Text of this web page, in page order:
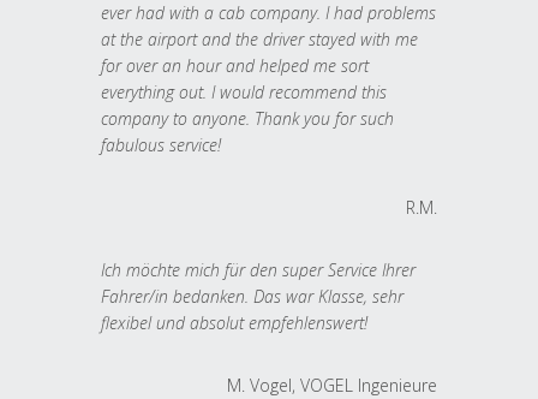
ever had with a cab company. I had problems
at the airport and the driver stayed with me
for over an hour and helped me sort
everything out. I would recommend this
company to anyone. Thank you for such
fabulous service!
R.M.
Ich möchte mich für den super Service Ihrer
Fahrer/in bedanken. Das war Klasse, sehr
flexibel und absolut empfehlenswert!
M. Vogel, VOGEL Ingenieure